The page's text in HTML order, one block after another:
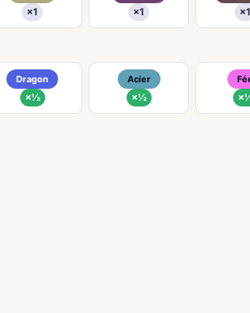
×1 ×1 ×1
Dragon
×½
Acier
×½